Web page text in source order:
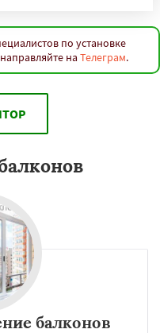
по установке
на Телеграм.
балконов